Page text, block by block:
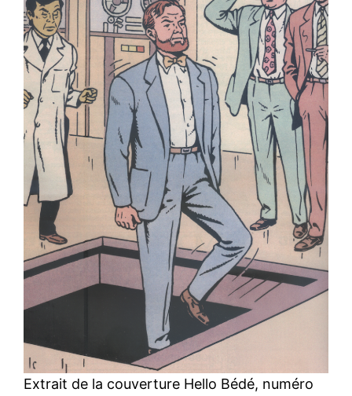
Extrait de la couverture Hello Bédé, numéro